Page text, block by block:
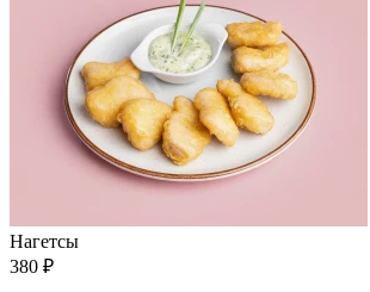
Нагетсы
380 ₽